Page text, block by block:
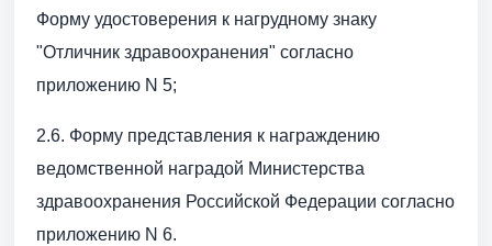
Форму удостоверения к нагрудному знаку
"Отличник здравоохранения" согласно
приложению N 5;
2.6. Форму представления к награждению
ведомственной наградой Министерства
здравоохранения Российской Федерации согласно
приложению N 6.